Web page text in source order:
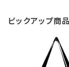
ピックアップ商品